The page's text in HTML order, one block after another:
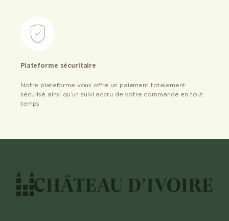
Plateforme sécuritaire
Notre plateforme vous offre un paiement totalement
sécurisé ainsi qu’un suivi accru de votre commande en tout
temps